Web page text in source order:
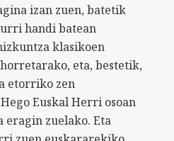
izan zuen, batetik
handi batean
klasikoen
eta, bestetik,
etorriko zen
Euskal Herri osoan
zuelako. Eta